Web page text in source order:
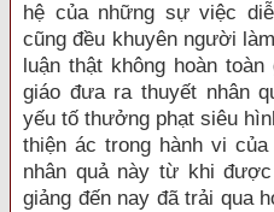
hệ của những sự việc
cũng đều khuyên người
luận thật không hoàn
giáo đưa ra thuyết nhân
yếu tố thưởng phạt siêu
thiện ác trong hành vi
nhân quả này từ khi
giảng đến nay đã trải qua